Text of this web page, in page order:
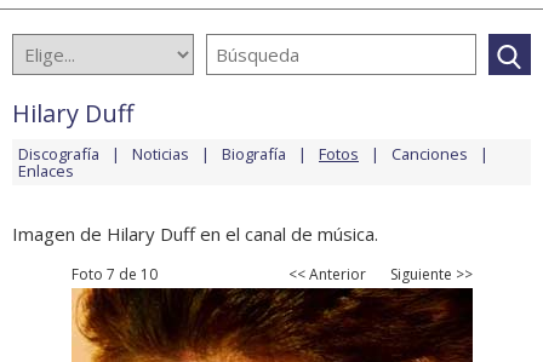
Hilary Duff
Discografía Noticias Biografía Fotos Canciones
Enlaces
Imagen de Hilary Duff en el canal de música.
Foto 7 de 10 << Anterior Siguiente >>